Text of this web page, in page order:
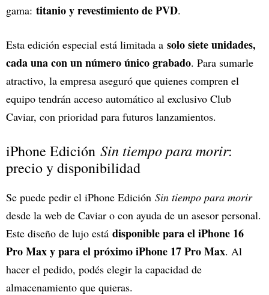
gama: titanio y revestimiento de PVD.
Esta edición especial está limitada a solo siete unidades,
cada una con un número único grabado. Para sumarle
atractivo, la empresa aseguró que quienes compren el
equipo tendrán acceso automático al exclusivo Club
Caviar, con prioridad para futuros lanzamientos.
iPhone Edición Sin tiempo para morir:
precio y disponibilidad
Se puede pedir el iPhone Edición Sin tiempo para morir
desde la web de Caviar o con ayuda de un asesor personal.
Este diseño de lujo está disponible para el iPhone 16
Pro Max y para el próximo iPhone 17 Pro Max. Al
hacer el pedido, podés elegir la capacidad de
almacenamiento que quieras.